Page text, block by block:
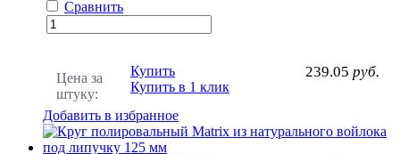
Сравнить
Цена за
штуку:
239.05 руб.
Купить
Купить в 1 клик
Добавить в избранное